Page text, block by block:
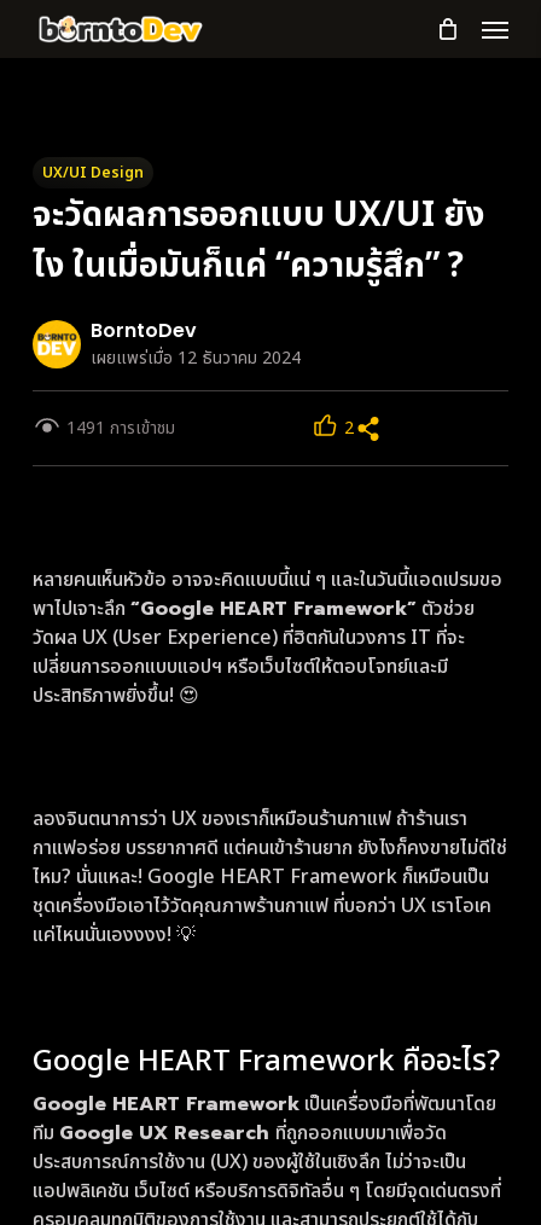
Menu
UX/UI Design
จะวัดผลการออกแบบ UX/UI ยัง
ไง ในเมื่อมันก็แค่ “ความรู้สึก” ?
BorntoDev
เผยแพร่เมื่อ 12 ธันวาคม 2024
1491 การเข้าชม 2
หลายคนเห็นหัวข้อ อาจจะคิดแบบนี้แน่ ๆ และในวันนี้แอดเปรมขอ
พาไปเจาะลึก “Google HEART Framework” ตัวช่วย
วัดผล UX (User Experience) ที่ฮิตกันในวงการ IT ที่จะ
เปลี่ยนการออกแบบแอปฯ หรือเว็บไซต์ให้ตอบโจทย์และมี
ประสิทธิภาพยิ่งขึ้น! 😍
ลองจินตนาการว่า UX ของเราก็เหมือนร้านกาแฟ ถ้าร้านเรา
กาแฟอร่อย บรรยากาศดี แต่คนเข้าร้านยาก ยังไงก็คงขายไม่ดีใช่
ไหม? นั่นแหละ! Google HEART Framework ก็เหมือนเป็น
ชุดเครื่องมือเอาไว้วัดคุณภาพร้านกาแฟ ที่บอกว่า UX เราโอเค
แค่ไหนนั่นเองงงง! 💡
Google HEART Framework คืออะไร?
Google HEART Frameworkเป็นเครื่องมือที่พัฒนาโดย
ทีม Google UX Research ที่ถูกออกแบบมาเพื่อวัด
ประสบการณ์การใช้งาน (UX) ของผู้ใช้ในเชิงลึก ไม่ว่าจะเป็น
แอปพลิเคชัน เว็บไซต์ หรือบริการดิจิทัลอื่น ๆ โดยมีจุดเด่นตรงที่